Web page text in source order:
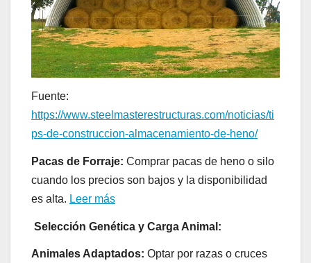
Fuente:
https://www.steelmasterestructuras.com/noticias/ti
ps-de-construccion-almacenamiento-de-heno/
Pacas de Forraje: Comprar pacas de heno o silo
cuando los precios son bajos y la disponibilidad
es alta. Leer más
Selección Genética y Carga Animal:
Animales Adaptados: Optar por razas o cruces